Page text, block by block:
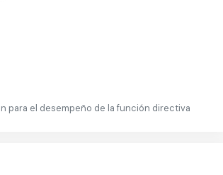
para el desempeño de la función directiva